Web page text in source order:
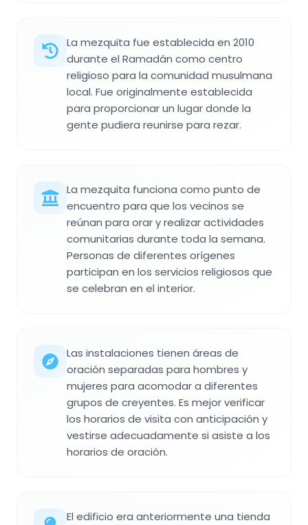
La mezquita fue establecida en 2010
durante el Ramadán como centro
religioso para la comunidad musulmana
local. Fue originalmente establecida
para proporcionar un lugar donde la
gente pudiera reunirse para rezar.
La mezquita funciona como punto de
encuentro para que los vecinos se
reúnan para orar y realizar actividades
comunitarias durante toda la semana.
Personas de diferentes orígenes
participan en los servicios religiosos que
se celebran en el interior.
Las instalaciones tienen áreas de
oración separadas para hombres y
mujeres para acomodar a diferentes
grupos de creyentes. Es mejor verificar
los horarios de visita con anticipación y
vestirse adecuadamente si asiste a los
horarios de oración.
El edificio era anteriormente una tienda